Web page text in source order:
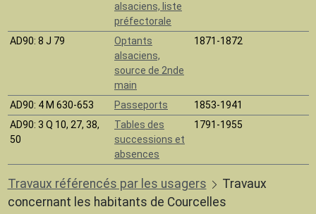
alsaciens, liste
préfectorale
AD90: 8 J 79
Optants
alsaciens,
source de 2nde
main
1871-1872
AD90: 4 M 630-653 Passeports
1853-1941
AD90: 3 Q 10, 27, 38,
50
Tables des
successions et
absences
1791-1955
Travaux référencés par les usagers
Travaux
concernant les habitants de Courcelles